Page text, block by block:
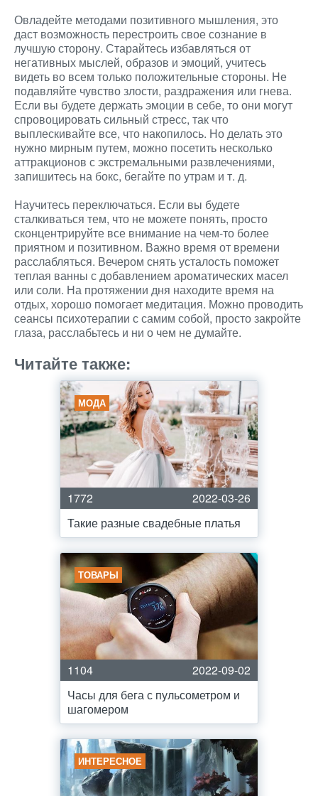
Овладейте методами позитивного мышления, это
даст возможность перестроить свое сознание в
лучшую сторону. Старайтесь избавляться от
негативных мыслей, образов и эмоций, учитесь
видеть во всем только положительные стороны. Не
подавляйте чувство злости, раздражения или гнева.
Если вы будете держать эмоции в себе, то они могут
спровоцировать сильный стресс, так что
выплескивайте все, что накопилось. Но делать это
нужно мирным путем, можно посетить несколько
аттракционов с экстремальными развлечениями,
запишитесь на бокс, бегайте по утрам и т. д.
Научитесь переключаться. Если вы будете
сталкиваться тем, что не можете понять, просто
сконцентрируйте все внимание на чем-то более
приятном и позитивном. Важно время от времени
расслабляться. Вечером снять усталость поможет
теплая ванны с добавлением ароматических масел
или соли. На протяжении дня находите время на
отдых, хорошо помогает медитация. Можно проводить
сеансы психотерапии с самим собой, просто закройте
глаза, расслабьтесь и ни о чем не думайте.
Читайте также:
МОДА
1772
2022-03-26
Такие разные свадебные платья
ТОВАРЫ
1104
2022-09-02
Часы для бега с пульсометром и
шагомером
ИНТЕРЕСНОЕ